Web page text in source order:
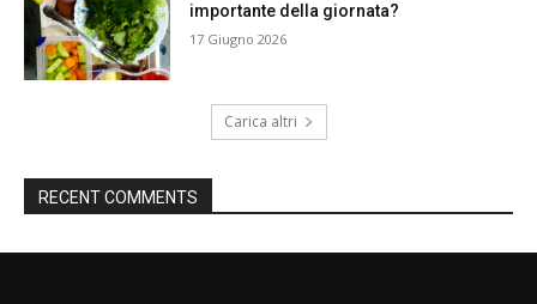
importante della giornata?
17 Giugno 2026
Carica altri
RECENT COMMENTS